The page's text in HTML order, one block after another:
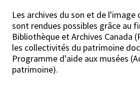
Les archives du son et de l'image
sont rendues possibles grâce au
Bibliothèque et Archives Canada
les collectivités du patrimoine
Programme d'aide aux musées
patrimoine).